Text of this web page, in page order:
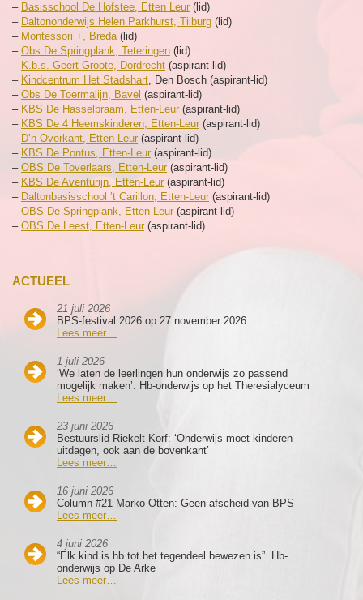
ACTUEEL
21 juli 2026
BPS-festival 2026 op 27 november 2026
Lees meer…
1 juli 2026
‘We laten de leerlingen hun onderwijs zo passend
mogelijk maken’. Hb-onderwijs op het Theresialyceum
Lees meer…
23 juni 2026
Bestuurslid Riekelt Korf: ‘Onderwijs moet kinderen
uitdagen, ook aan de bovenkant’
Lees meer…
16 juni 2026
Column #21 Marko Otten: Geen afscheid van BPS
Lees meer…
4 juni 2026
“Elk kind is hb tot het tegendeel bewezen is”. Hb-
onderwijs op De Arke
Lees meer…
– Basisschool De Hofstee, Etten Leur (lid)
– Daltononderwijs Helen Parkhurst, Tilburg (lid)
– Montessori +, Breda(lid)
– Obs De Springplank, Teteringen (lid)
– K.b.s. Geert Groote, Dordrecht (aspirant-lid)
– Kindcentrum Het Stadshart, Den Bosch (aspirant-lid)
– Obs De Toermalijn, Bavel (aspirant-lid)
– KBS De Hasselbraam, Etten-Leur (aspirant-lid)
– KBS De 4 Heemskinderen, Etten-Leur (aspirant-lid)
– D’n Overkant, Etten-Leur (aspirant-lid)
– KBS De Pontus, Etten-Leur (aspirant-lid)
– OBS De Toverlaars, Etten-Leur(aspirant-lid)
– KBS De Aventurijn, Etten-Leur (aspirant-lid)
– Daltonbasisschool ’t Carillon, Etten-Leur (aspirant-lid)
– OBS De Springplank, Etten-Leur (aspirant-lid)
– OBS De Leest, Etten-Leur (aspirant-lid)